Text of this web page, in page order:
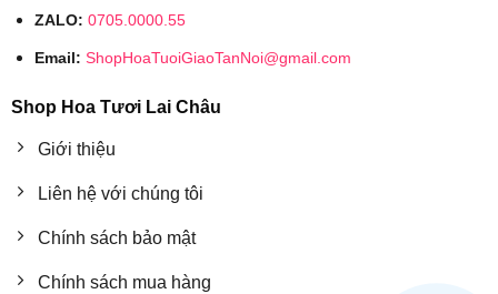
ZALO: 0705.0000.55
Email: ShopHoaTuoiGiaoTanNoi@gmail.com
Shop Hoa Tươi Lai Châu
Giới thiệu
Liên hệ với chúng tôi
Chính sách bảo mật
Chính sách mua hàng